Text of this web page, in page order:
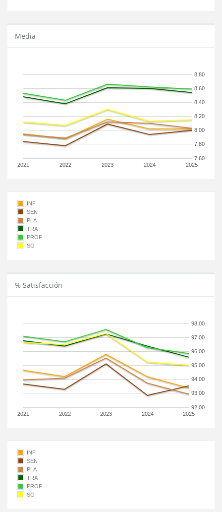
Media
2021 2022 2023 2024 2025
7.60
7.80
8.00
8.20
8.40
8.60
8.80
INF
SEN
PLA
TRA
PROF
SG
% Satisfacción
2021 2022 2023 2024 2025
92.00
93.00
94.00
95.00
96.00
97.00
98.00
INF
SEN
PLA
TRA
PROF
SG